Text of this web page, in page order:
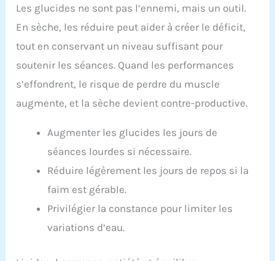
Les glucides ne sont pas l’ennemi, mais un outil.
En sèche, les réduire peut aider à créer le déficit,
tout en conservant un niveau suffisant pour
soutenir les séances. Quand les performances
s’effondrent, le risque de perdre du muscle
augmente, et la sèche devient contre-productive.
Augmenter les glucides les jours de
séances lourdes si nécessaire.
Réduire légèrement les jours de repos si la
faim est gérable.
Privilégier la constance pour limiter les
variations d’eau.